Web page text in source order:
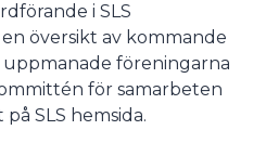
i SLS
översikt av kommande
föreningarna
för samarbeten
SLS hemsida.